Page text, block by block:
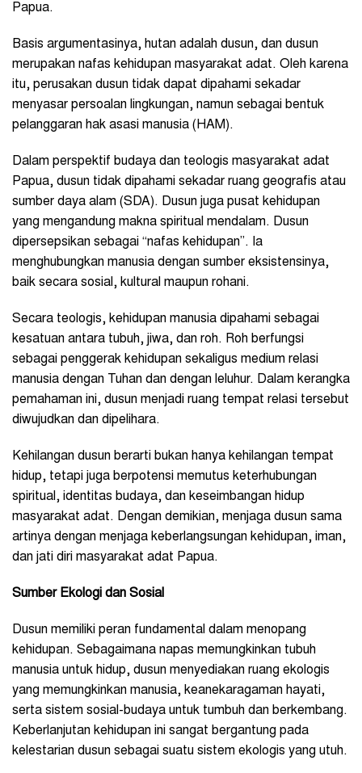
Papua.
Basis argumentasinya, hutan adalah dusun, dan dusun
merupakan nafas kehidupan masyarakat adat. Oleh karena
itu, perusakan dusun tidak dapat dipahami sekadar
menyasar persoalan lingkungan, namun sebagai bentuk
pelanggaran hak asasi manusia (HAM).
Dalam perspektif budaya dan teologis masyarakat adat
Papua, dusun tidak dipahami sekadar ruang geografis atau
sumber daya alam (SDA). Dusun juga pusat kehidupan
yang mengandung makna spiritual mendalam. Dusun
dipersepsikan sebagai “nafas kehidupan”. Ia
menghubungkan manusia dengan sumber eksistensinya,
baik secara sosial, kultural maupun rohani.
Secara teologis, kehidupan manusia dipahami sebagai
kesatuan antara tubuh, jiwa, dan roh. Roh berfungsi
sebagai penggerak kehidupan sekaligus medium relasi
manusia dengan Tuhan dan dengan leluhur. Dalam kerangka
pemahaman ini, dusun menjadi ruang tempat relasi tersebut
diwujudkan dan dipelihara.
Kehilangan dusun berarti bukan hanya kehilangan tempat
hidup, tetapi juga berpotensi memutus keterhubungan
spiritual, identitas budaya, dan keseimbangan hidup
masyarakat adat. Dengan demikian, menjaga dusun sama
artinya dengan menjaga keberlangsungan kehidupan, iman,
dan jati diri masyarakat adat Papua.
Sumber Ekologi dan Sosial
Dusun memiliki peran fundamental dalam menopang
kehidupan. Sebagaimana napas memungkinkan tubuh
manusia untuk hidup, dusun menyediakan ruang ekologis
yang memungkinkan manusia, keanekaragaman hayati,
serta sistem sosial-budaya untuk tumbuh dan berkembang.
Keberlanjutan kehidupan ini sangat bergantung pada
kelestarian dusun sebagai suatu sistem ekologis yang utuh.